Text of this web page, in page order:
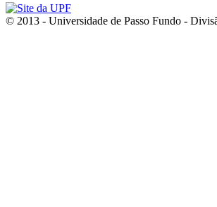
© 2013 - Universidade de Passo Fundo -